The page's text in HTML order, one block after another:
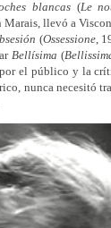
blancas(Le
llevó a
(Ossessione,
Bellísima (
por el público y la
nunca necesitó